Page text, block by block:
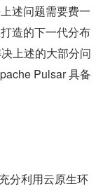
述问题需要费一
造的下一代分布
上述的大部分问
Pulsar 具备
分利用云原生环